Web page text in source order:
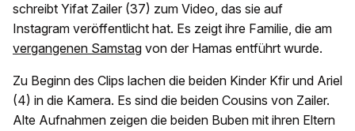
schreibt Yifat Zailer (37) zum Video, das sie auf
Instagram veröffentlicht hat. Es zeigt ihre Familie, die am
vergangenen Samstag von der Hamas entführt wurde.
Zu Beginn des Clips lachen die beiden Kinder Kfir und Ariel
(4) in die Kamera. Es sind die beiden Cousins von Zailer.
Alte Aufnahmen zeigen die beiden Buben mit ihren Eltern